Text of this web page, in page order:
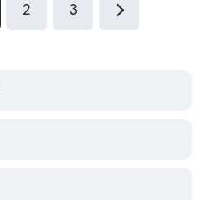
2 3